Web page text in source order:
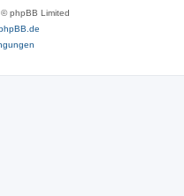
phpBB Limited